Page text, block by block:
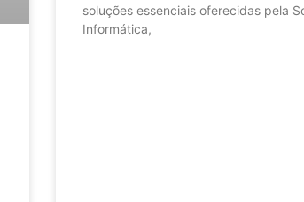
soluções essenciais oferecidas pela
Informática,